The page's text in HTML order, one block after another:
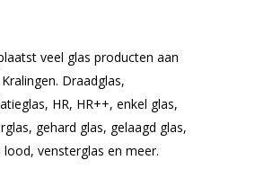
veel glas producten aan
Draadglas,
HR, HR++, enkel glas,
gehard glas, gelaagd glas,
lood, vensterglas en meer.